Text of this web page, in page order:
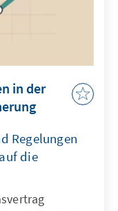
in der
Regelungen
die